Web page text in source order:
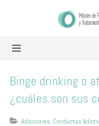
Binge drinking o
¿cuáles son sus
Adicciones, Conductas